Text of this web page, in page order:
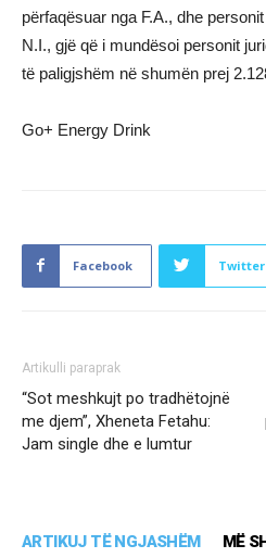
përfaqësuar nga F.A., dhe
N.I., gjë që i mundësoi personit
të paligjshëm në shumën prej
Go+ Energy Drink
Facebook Twitter
Artikulli paraprak
“Sot meshkujt po tradhëtojnë
me djem”, Xheneta Fetahu:
Jam single dhe e lumtur
ARTIKUJ TË NGJASHËM MË